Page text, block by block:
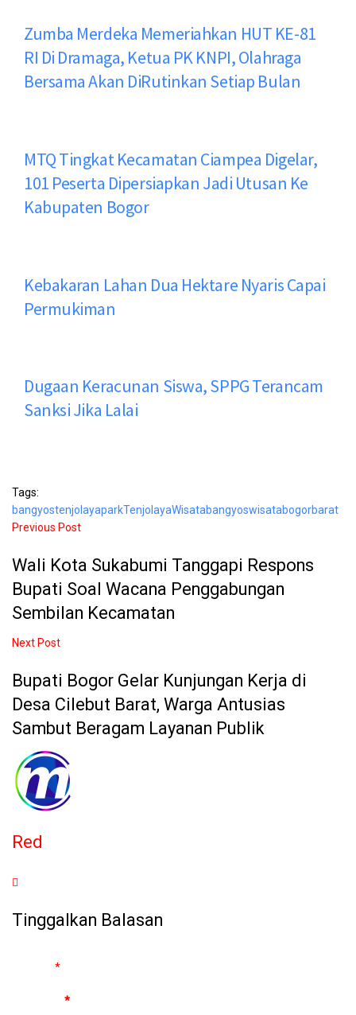
Zumba Merdeka Memeriahkan HUT KE-81
RI Di Dramaga, Ketua PK KNPI, Olahraga
Bersama Akan DiRutinkan Setiap Bulan
MTQ Tingkat Kecamatan Ciampea Digelar,
101 Peserta Dipersiapkan Jadi Utusan Ke
Kabupaten Bogor
Kebakaran Lahan Dua Hektare Nyaris Capai
Permukiman
Dugaan Keracunan Siswa, SPPG Terancam
Sanksi Jika Lalai
Tags:
bangyostenjolayaparkTenjolayaWisatabangyoswisatabogorbarat
Previous Post
Wali Kota Sukabumi Tanggapi Respons
Bupati Soal Wacana Penggabungan
Sembilan Kecamatan
Next Post
Bupati Bogor Gelar Kunjungan Kerja di
Desa Cilebut Barat, Warga Antusias
Sambut Beragam Layanan Publik
Red
Tinggalkan Balasan
*
*